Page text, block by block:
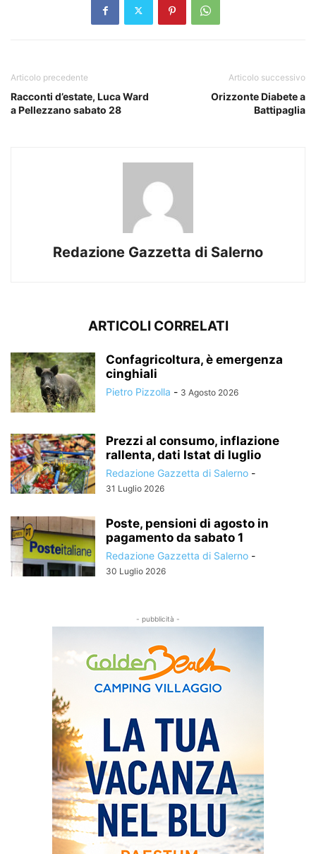
Articolo precedente
Racconti d’estate, Luca Ward
a Pellezzano sabato 28
Articolo successivo
Orizzonte Diabete a
Battipaglia
Redazione Gazzetta di Salerno
ARTICOLI CORRELATI
Confagricoltura, è emergenza
cinghiali
Pietro Pizzolla - 3 Agosto 2026
Prezzi al consumo, inflazione
rallenta, dati Istat di luglio
Redazione Gazzetta di Salerno -
31 Luglio 2026
Poste, pensioni di agosto in
pagamento da sabato 1
Redazione Gazzetta di Salerno -
30 Luglio 2026
- pubblicità -